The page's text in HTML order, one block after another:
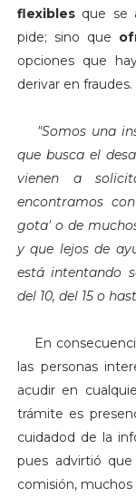
flexiblesque se
pide; sino que
opciones que
derivar en fraudes.
"Somos una
que busca el
vienen a
encontramos
gota' o de
y que lejos de
está intentando
del 10, del 15 o
En
las personas
acudir en
trámite es
cuidadod de la
pues advirtió
comisión,